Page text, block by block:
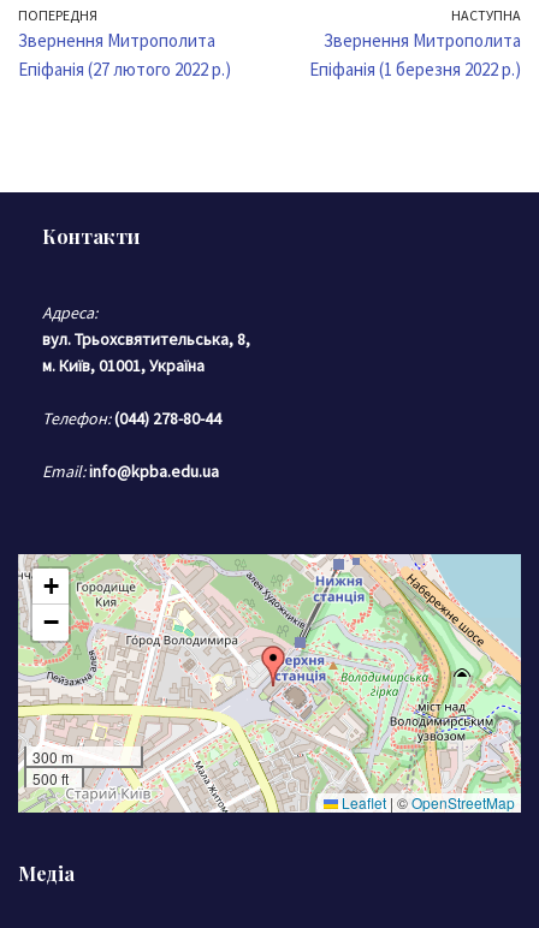
ПОПЕРЕДНЯ
Звернення Митрополита
Епіфанія (27 лютого 2022 р.)
НАСТУПНА
Звернення Митрополита
Епіфанія (1 березня 2022 р.)
Контакти
Адреса:
вул. Трьохсвятительська, 8,
м. Київ, 01001, Україна
Телефон:(044) 278-80-44
Email:info@kpba.edu.ua
+
−
300 m
500 ft
Leaflet | ©OpenStreetMap
Медіа